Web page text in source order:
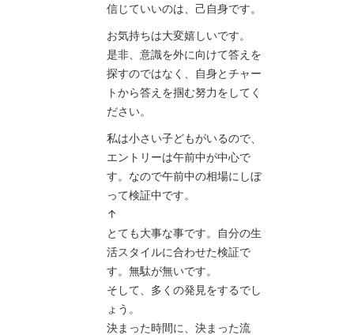
信じていいのは、己自身です。
お気持ちは大変嬉しいです。
是非、意識を外に向けて答えを
探すのではなく、自身とチャー
トから答えを掴む努力をしてく
ださい。
私は小さい子どもがいるので、
エントリーは午前中が中心で
す。なので午前中の相場にしぼ
って検証中です。
↑
とても大事な事です。自分の生
活スタイルに合わせた検証で
す。無駄が無いです。
そして、多くの発見をするでし
ょう。
決まった時間に、決まった流